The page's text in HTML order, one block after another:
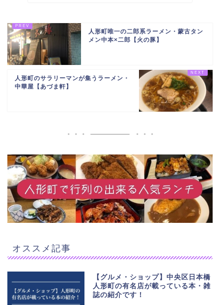
人形町唯一の二郎系ラーメン・蒙古タン
メン中本×二郎【火の豚】
人形町のサラリーマンが集うラーメン・
中華屋【あづま軒】
オススメ記事
【グルメ・ショップ】中央区日本橋
人形町の有名店が載っている本・雑
誌の紹介です！